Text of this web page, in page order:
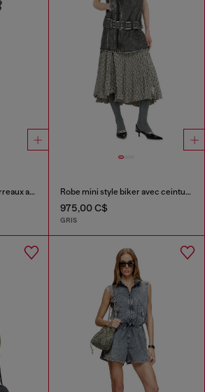
Robe midi en flanelle à carreaux avec large ceinture Robe mini style biker avec ceinture
975,00 C$
GRIS